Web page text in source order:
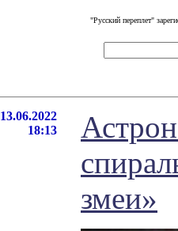
"Русский переплет"
13.06.2022
18:13
змеи»